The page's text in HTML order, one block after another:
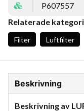
P607557
Relaterade
Filter Luftfilter
Beskrivning
Beskrivning av